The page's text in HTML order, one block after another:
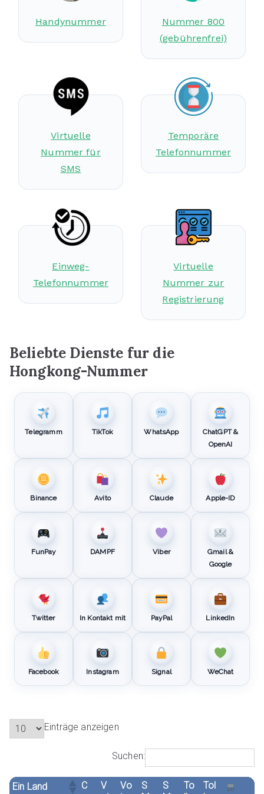
Handynummer
Nummer 800
(gebührenfrei)
Virtuelle
Nummer für
SMS
Temporäre
Telefonnummer
Einweg-
Telefonnummer
Virtuelle
Nummer zur
Registrierung
Beliebte Dienste fur die
Hongkong-Nummer
Telegramm TikTok WhatsApp
ChatGPT &
OpenAI
Binance Avito Claude Apple-ID
FunPay DAMPF Viber
Gmail &
Google
Twitter In Kontakt mit PayPal LinkedIn
Facebook Instagram Signal WeChat
Einträge anzeigen
Suchen:
Ein Land
C
V
Vo
S
S
To
Tol